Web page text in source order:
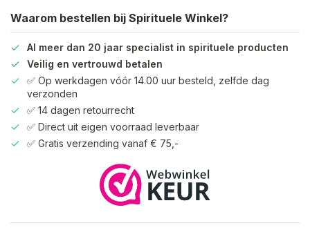
Waarom bestellen bij Spirituele Winkel?
Al meer dan 20 jaar specialist in spirituele producten
Veilig en vertrouwd betalen
✅ Op werkdagen vóór 14.00 uur besteld, zelfde dag
verzonden
✅ 14 dagen retourrecht
✅ Direct uit eigen voorraad leverbaar
✅ Gratis verzending vanaf € 75,-